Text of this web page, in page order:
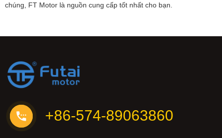
chúng, FT Motor là nguồn cung cấp tốt nhất cho bạn.
+86-574-89063860